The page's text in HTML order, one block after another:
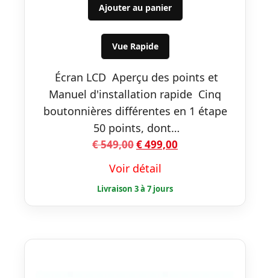
initial
était :
€ 549,00.
est :
Ajouter au panier
Vue Rapide
Écran LCD Aperçu des points et
Manuel d'installation rapide Cinq
boutonnières différentes en 1 étape
50 points, dont…
€549,00Le
initial
était :
€ 549,00.
€499,00
€ 499,00.
Voir détail